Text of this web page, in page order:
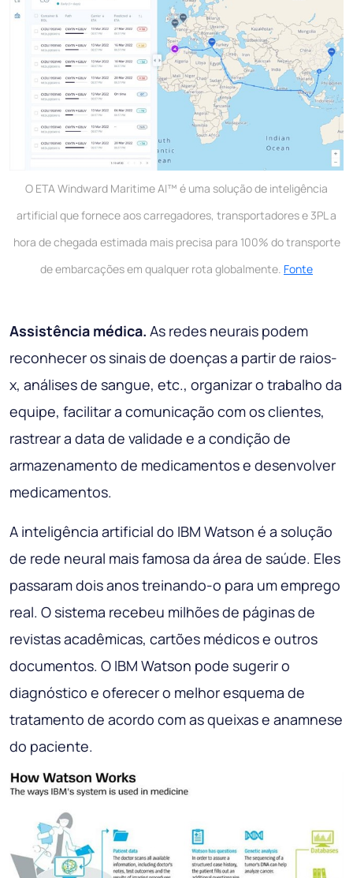
O ETA Windward Maritime AI™ é uma solução de inteligência
artificial que fornece aos carregadores, transportadores e 3PL a
hora de chegada estimada mais precisa para 100% do transporte
de embarcações em qualquer rota globalmente. Fonte
Assistência médica. As redes neurais podem
reconhecer os sinais de doenças a partir de raios-
x, análises de sangue, etc., organizar o trabalho da
equipe, facilitar a comunicação com os clientes,
rastrear a data de validade e a condição de
armazenamento de medicamentos e desenvolver
medicamentos.
A inteligência artificial do IBM Watson é a solução
de rede neural mais famosa da área de saúde. Eles
passaram dois anos treinando-o para um emprego
real. O sistema recebeu milhões de páginas de
revistas acadêmicas, cartões médicos e outros
documentos. O IBM Watson pode sugerir o
diagnóstico e oferecer o melhor esquema de
tratamento de acordo com as queixas e anamnese
do paciente.